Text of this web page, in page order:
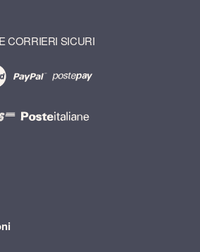
CORRIERI SICURI